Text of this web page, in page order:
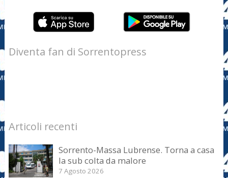
Diventa fan di Sorrentopress
Articoli recenti
Sorrento-Massa Lubrense. Torna a casa
la sub colta da malore
7 Agosto 2026